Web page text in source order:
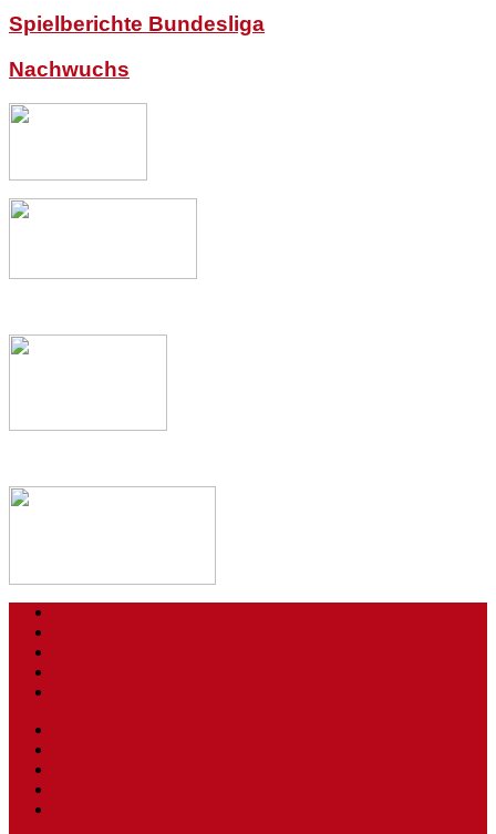
Spielberichte Bundesliga
Nachwuchs